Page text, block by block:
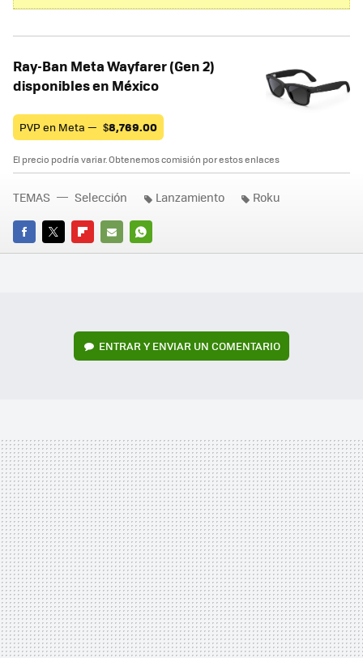
Ray-Ban Meta Wayfarer (Gen 2)
disponibles en México
PVP en Meta — $8,769.00
El precio podría variar. Obtenemos comisión por estos enlaces
FACEBOOK
TWITTERFLIPBOARD
E-
WHATSAPP
TEMAS Selección Lanzamiento Roku
ENTRAR Y ENVIAR UN COMENTARIO